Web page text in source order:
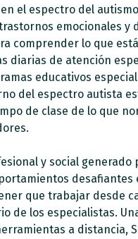
el espectro del
emocionales
comprender lo que
diarias de atención
educativos
del espectro autista
de clase de lo que
y social
que trabajar desde
de los especialistas.
a distancia,